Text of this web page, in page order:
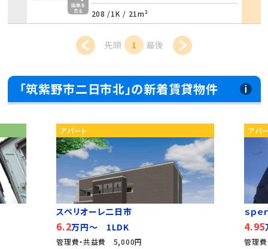
208 /1K / 21m²
先頭 1 最後
「筑紫野市二日市北」の新着賃貸物件
アパート
スペリオーレ二日市
6.2万円～ 1LDK
管理費・共益費 5,000円
アパ
ｓｐ
4.95
管理